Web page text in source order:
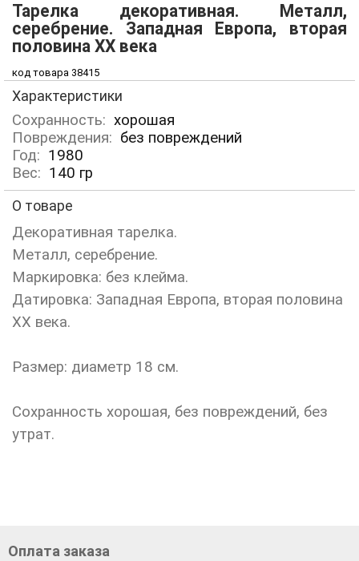
Тарелка декоративная. Металл,
серебрение. Западная Европа, вторая
половина ХХ века
код товара 38415
Характеристики
Сохранность: хорошая
Повреждения: без повреждений
Год: 1980
Вес: 140 гр
О товаре
Декоративная тарелка.
Металл, серебрение.
Маркировка: без клейма.
Датировка: Западная Европа, вторая половина
ХХ века.
Размер: диаметр 18 см.
Сохранность хорошая, без повреждений, без
утрат.
Оплата заказа